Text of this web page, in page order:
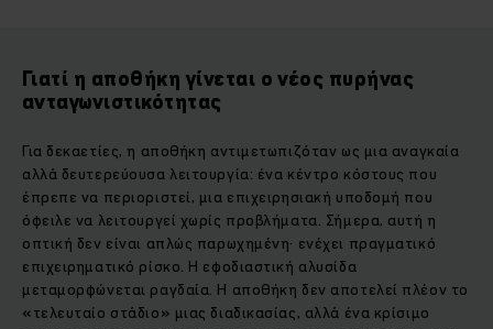
Γιατί η αποθήκη γίνεται ο νέος πυρήνας
ανταγωνιστικότητας
Για δεκαετίες, η αποθήκη αντιμετωπιζόταν ως μια αναγκαία
αλλά δευτερεύουσα λειτουργία: ένα κέντρο κόστους που
έπρεπε να περιοριστεί, μια επιχειρησιακή υποδομή που
όφειλε να λειτουργεί χωρίς προβλήματα. Σήμερα, αυτή η
οπτική δεν είναι απλώς παρωχημένη· ενέχει πραγματικό
επιχειρηματικό ρίσκο. Η εφοδιαστική αλυσίδα
μεταμορφώνεται ραγδαία. Η αποθήκη δεν αποτελεί πλέον το
«τελευταίο στάδιο» μιας διαδικασίας, αλλά ένα κρίσιμο